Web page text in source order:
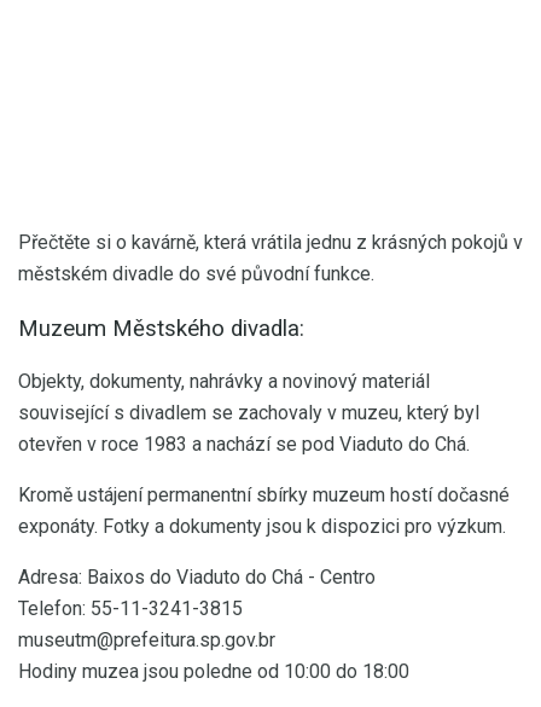
Přečtěte si o kavárně, která vrátila jednu z krásných pokojů v
městském divadle do své původní funkce.
Muzeum Městského divadla:
Objekty, dokumenty, nahrávky a novinový materiál
související s divadlem se zachovaly v muzeu, který byl
otevřen v roce 1983 a nachází se pod Viaduto do Chá.
Kromě ustájení permanentní sbírky muzeum hostí dočasné
exponáty. Fotky a dokumenty jsou k dispozici pro výzkum.
Adresa: Baixos do Viaduto do Chá - Centro
Telefon: 55-11-3241-3815
museutm@prefeitura.sp.gov.br
Hodiny muzea jsou poledne od 10:00 do 18:00